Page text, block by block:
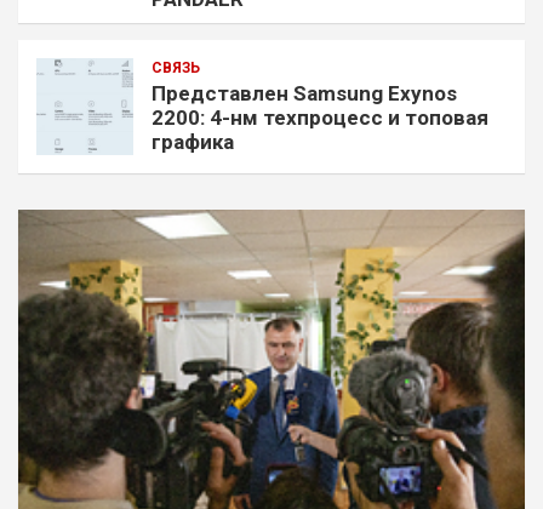
СВЯЗЬ
Представлен Samsung Exynos
2200: 4-нм техпроцесс и топовая
графика